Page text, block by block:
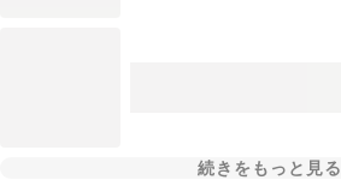
続きをもっと見る